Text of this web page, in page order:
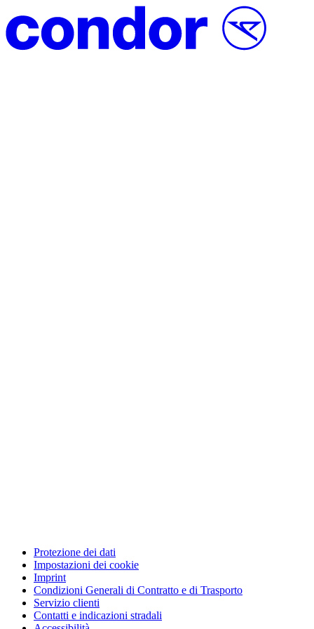
Protezione dei dati
Impostazioni dei cookie
Imprint
Condizioni Generali di Contratto e di Trasporto
Servizio clienti
Contatti e indicazioni stradali